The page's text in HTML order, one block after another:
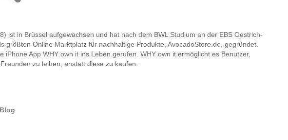
ist in Brüssel aufgewachsen und hat nach dem BWL Studium an der EBS Oestrich-
größten Online Marktplatz für nachhaltige Produkte, AvocadoStore.de, gegründet.
iPhone App WHY own it ins Leben gerufen. WHY own it ermöglicht es Benutzer,
zu leihen, anstatt diese zu kaufen.
Blog